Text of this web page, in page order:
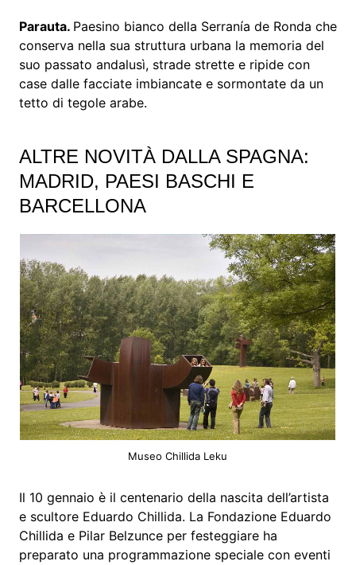
Parauta. Paesino bianco della Serranía de Ronda che
conserva nella sua struttura urbana la memoria del
suo passato andalusì, strade strette e ripide con
case dalle facciate imbiancate e sormontate da un
tetto di tegole arabe.
ALTRE NOVITÀ DALLA SPAGNA:
MADRID, PAESI BASCHI E
BARCELLONA
Museo Chillida Leku
Il 10 gennaio è il centenario della nascita dell’artista
e scultore Eduardo Chillida. La Fondazione Eduardo
Chillida e Pilar Belzunce per festeggiare ha
preparato una programmazione speciale con eventi